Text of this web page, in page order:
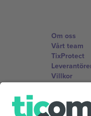
Om oss
Vårt team
TixProtect
Villkor